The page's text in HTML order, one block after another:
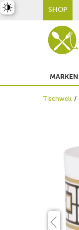
SHOP
MARKEN
Tischwelt
umschalten